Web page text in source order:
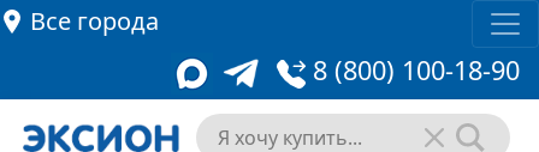
Все города
8 (800) 100-18-90